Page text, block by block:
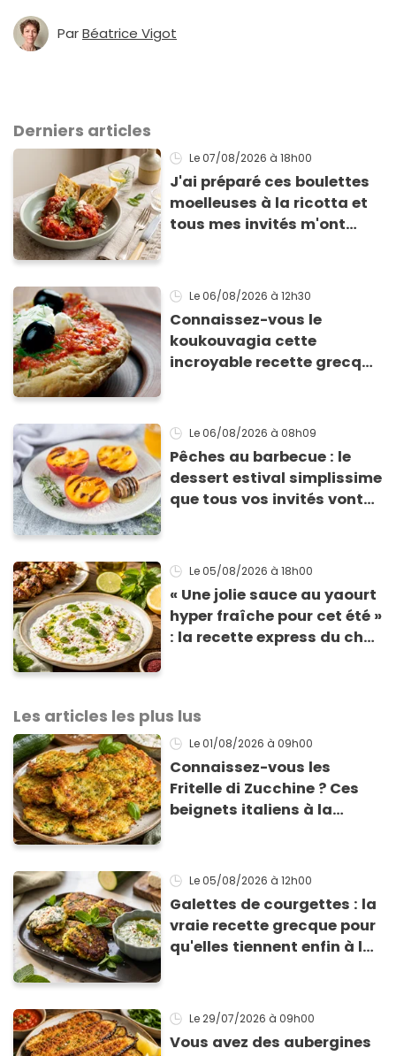
ParBéatrice Vigot
Derniers articles
Le 07/08/2026 à 18h00
J'ai préparé ces boulettes
moelleuses à la ricotta et
tous mes invités m'ont
Le 06/08/2026 à 12h30
Connaissez-vous le
koukouvagia cette
incroyable recette grecque
Le 06/08/2026 à 08h09
Pêches au barbecue : le
dessert estival simplissime
que tous vos invités vont
Le 05/08/2026 à 18h00
« Une jolie sauce au yaourt
hyper fraîche pour cet été »
: la recette express du chef
Les articles les plus lus
Le 01/08/2026 à 09h00
Connaissez-vous les
Fritelle di Zucchine ? Ces
beignets italiens à la
Le 05/08/2026 à 12h00
Galettes de courgettes : la
vraie recette grecque pour
qu'elles tiennent enfin à la
Le 29/07/2026 à 09h00
Vous avez des aubergines